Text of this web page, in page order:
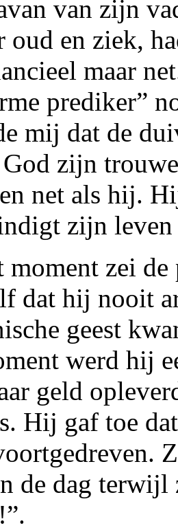
van zijn
oud en ziek,
maar
prediker”
mij dat de
zijn
net als hij.
zijn leven
moment zei
dat hij nooit
geest
werd hij
geld
Hij gaf toe
de dag terwijl